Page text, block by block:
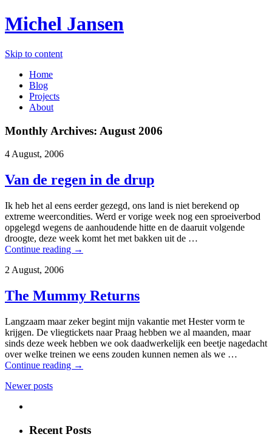
Michel Jansen
Skip to content
Home
Blog
Projects
About
Monthly Archives: August 2006
4 August, 2006
Van de regen in de drup
Ik heb het al eens eerder gezegd, ons land is niet berekend op
extreme weercondities. Werd er vorige week nog een sproeiverbod
opgelegd wegens de aanhoudende hitte en de daaruit volgende
droogte, deze week komt het met bakken uit de …
Continue reading →
2 August, 2006
The Mummy Returns
Langzaam maar zeker begint mijn vakantie met Hester vorm te
krijgen. De vliegtickets naar Praag hebben we al maanden, maar
sinds deze week hebben we ook daadwerkelijk een beetje nagedacht
over welke treinen we eens zouden kunnen nemen als we …
Continue reading →
Newer posts
Recent Posts